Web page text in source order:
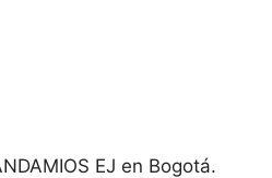
EJ en Bogotá.